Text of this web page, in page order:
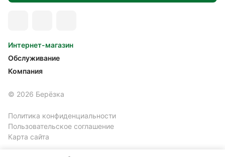
Интернет-магазин
Обслуживание
Компания
© 2026 Берёзка
Политика конфиденциальности
Пользовательское соглашение
Карта сайта